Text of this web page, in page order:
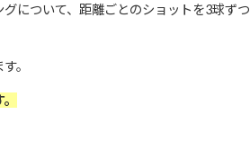
について、距離ごとのショットを3球ずつ
。